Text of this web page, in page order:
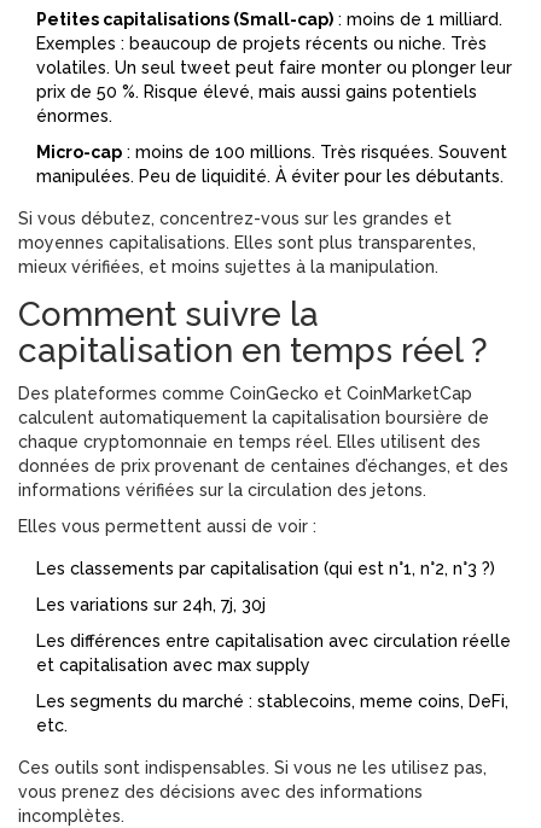
Petites capitalisations (Small-cap) : moins de 1 milliard.
Exemples : beaucoup de projets récents ou niche. Très
volatiles. Un seul tweet peut faire monter ou plonger leur
prix de 50 %. Risque élevé, mais aussi gains potentiels
énormes.
Micro-cap : moins de 100 millions. Très risquées. Souvent
manipulées. Peu de liquidité. À éviter pour les débutants.
Si vous débutez, concentrez-vous sur les grandes et
moyennes capitalisations. Elles sont plus transparentes,
mieux vérifiées, et moins sujettes à la manipulation.
Comment suivre la
capitalisation en temps réel ?
Des plateformes comme CoinGecko et CoinMarketCap
calculent automatiquement la capitalisation boursière de
chaque cryptomonnaie en temps réel. Elles utilisent des
données de prix provenant de centaines d’échanges, et des
informations vérifiées sur la circulation des jetons.
Elles vous permettent aussi de voir :
Les classements par capitalisation (qui est n°1, n°2, n°3 ?)
Les variations sur 24h, 7j, 30j
Les différences entre capitalisation avec circulation réelle
et capitalisation avec max supply
Les segments du marché : stablecoins, meme coins, DeFi,
etc.
Ces outils sont indispensables. Si vous ne les utilisez pas,
vous prenez des décisions avec des informations
incomplètes.